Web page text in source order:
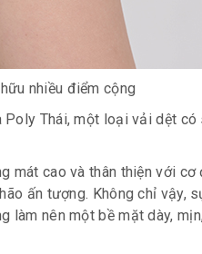
nhiều điểm cộng
Thái, một loại vải dệt
mát cao và thân thiện với
ấn tượng. Không chỉ vậy,
nên một bề mặt dày,